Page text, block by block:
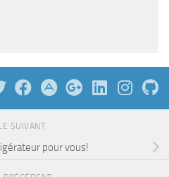
SUIVANT
pour vous!